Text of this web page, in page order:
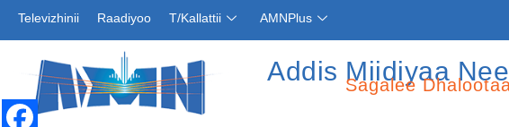
Televizhinii Raadiyoo T/Kallattii AMNPlus
Addis Miidiyaa
Sagalee